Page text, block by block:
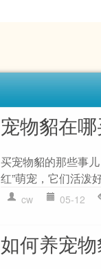
宠物貂在
买宠物貂的那些事
红”萌宠，它们活泼
cw 05-12
如何养宠